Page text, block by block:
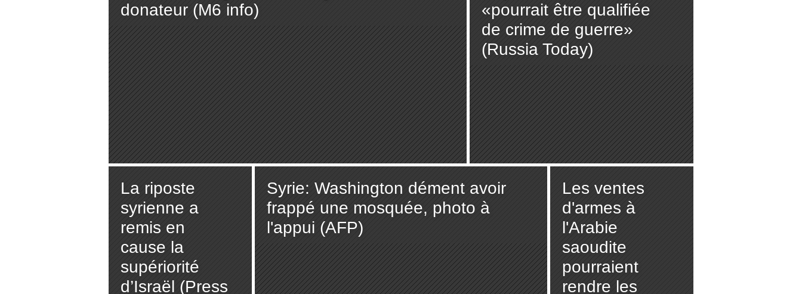
donateur (M6 info)
«pourrait être qualifiée
de crime de guerre»
(Russia Today)
La riposte
syrienne a
remis en
cause la
supériorité
d’Israël (Press
Syrie: Washington dément avoir
frappé une mosquée, photo à
l'appui (AFP)
Les ventes
d'armes à
l'Arabie
saoudite
pourraient
rendre les